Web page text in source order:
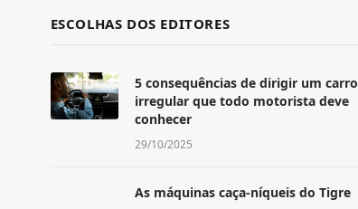
ESCOLHAS DOS EDITORES
5 consequências de dirigir um carro
irregular que todo motorista deve
conhecer
29/10/2025
As máquinas caça-níqueis do Tigre